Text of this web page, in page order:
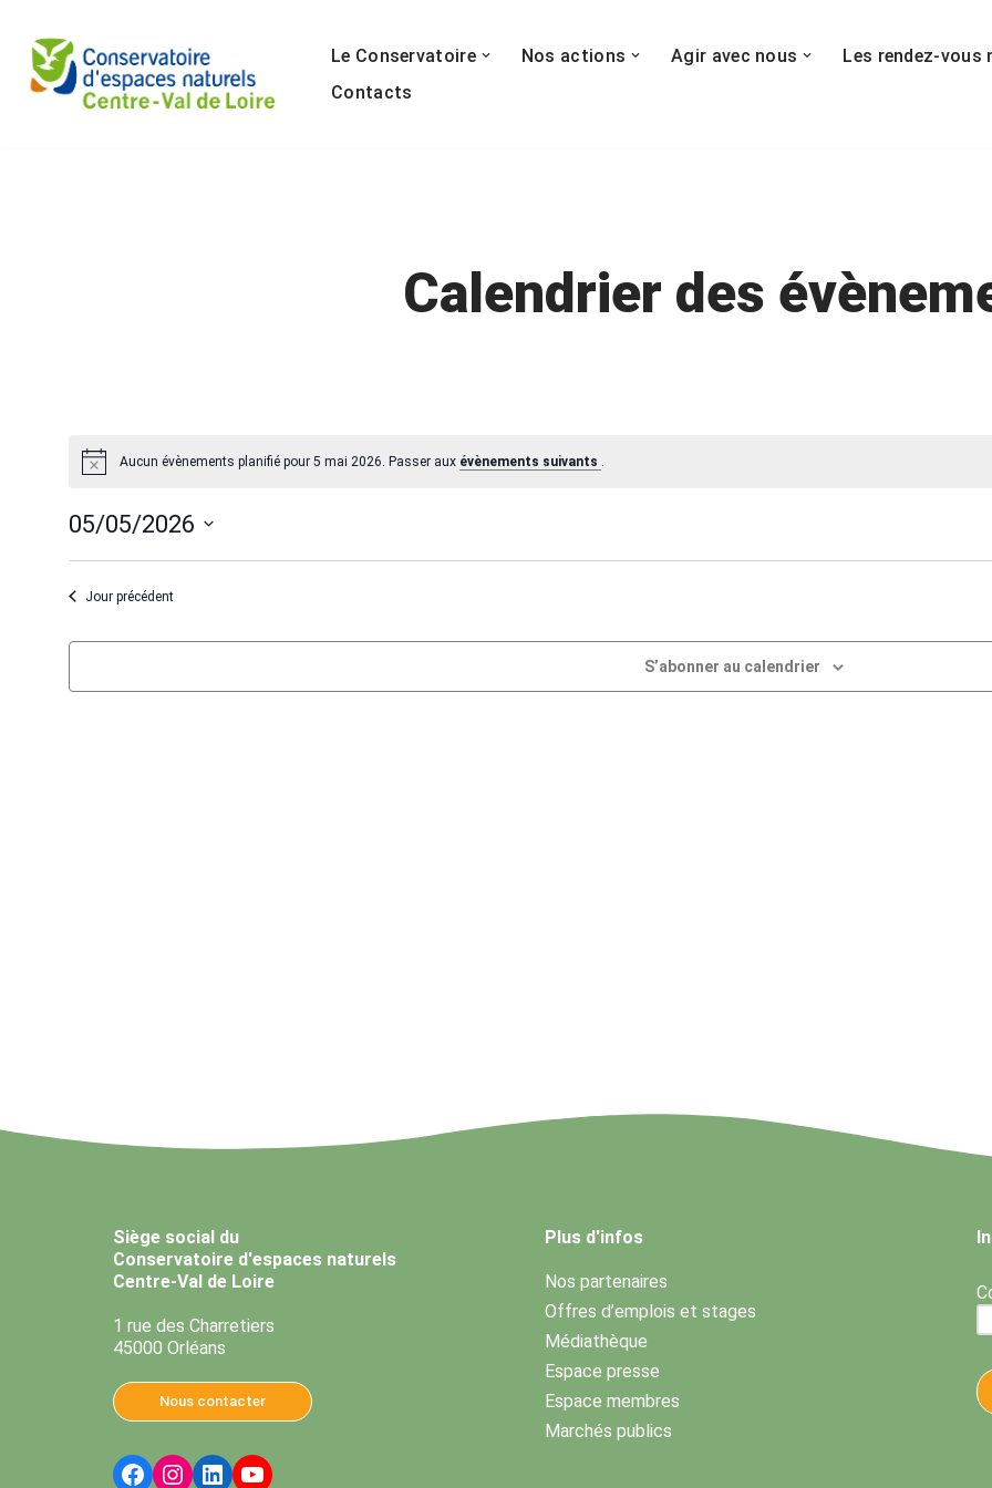
Aller
au
Le Conservatoire Nos actions Agir avec nous Les rendez-vous
Contacts
Calendrier des
Aucun évènements planifié pour 5 mai 2026. Passer aux évènements suivants
05/05/2026
Sélectionnez
uneJour précédent
S’abonner au calendrier
Siège social du
Conservatoire d'espaces naturels
Centre-Val de Loire
1 rue des Charretiers
45000 Orléans
Nous contacter
Plus d'infos
Nos partenaires
Offres d’emplois et stages
Médiathèque
Espace presse
Espace membres
Marchés publics